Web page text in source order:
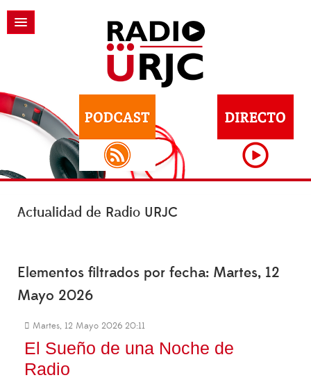
Actualidad de Radio URJC
Elementos filtrados por fecha: Martes, 12
Mayo 2026
Martes, 12 Mayo 2026 20:11
El Sueño de una Noche de
Radio